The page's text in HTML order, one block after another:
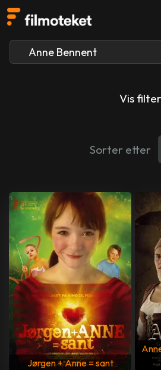
Vis filter
Sorter etter
Jørgen + Anne = sant